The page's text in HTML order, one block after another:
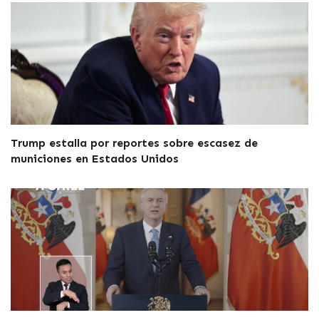
Trump estalla por reportes sobre escasez de
municiones en Estados Unidos